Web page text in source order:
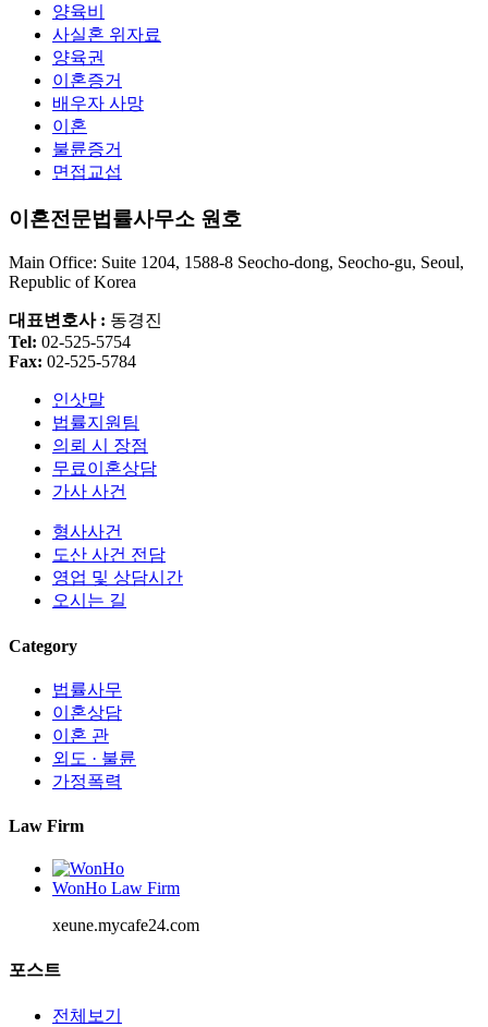
양육비
사실혼 위자료
양육권
이혼증거
배우자 사망
이혼
불륜증거
면접교섭
이혼전문법률사무소 원호
Main Office: Suite 1204, 1588-8 Seocho-dong, Seocho-gu, Seoul,
Republic of Korea
대표변호사 : 동경진
Tel: 02-525-5754
Fax: 02-525-5784
인삿말
법률지원팀
의뢰 시 장점
무료이혼상담
가사 사건
형사사건
도산 사건 전담
영업 및 상담시간
오시는 길
Category
법률사무
이혼상담
이혼 관
외도 · 불륜
가정폭력
Law Firm
WonHo Law Firm
xeune.mycafe24.com
포스트
전체보기